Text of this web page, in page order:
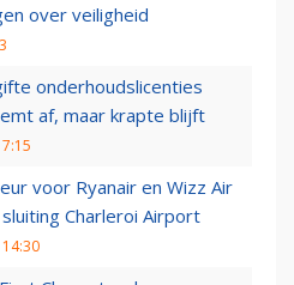
over veiligheid
onderhoudslicenties
af, maar krapte blijft
voor Ryanair en Wizz Air
Charleroi Airport